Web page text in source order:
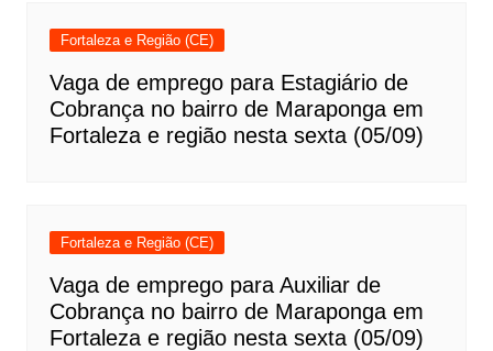
Fortaleza e Região (CE)
Vaga de emprego para Estagiário de
Cobrança no bairro de Maraponga em
Fortaleza e região nesta sexta (05/09)
Fortaleza e Região (CE)
Vaga de emprego para Auxiliar de
Cobrança no bairro de Maraponga em
Fortaleza e região nesta sexta (05/09)